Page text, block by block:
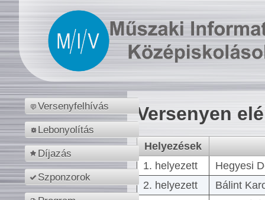
Versenyfelhívás
Lebonyolítás
Díjazás
Szponzorok
Versenyen
Helyezések
1. helyezett
Hegyesi
2. helyezett
Bálint